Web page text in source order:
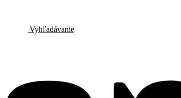
Vyhľadávanie